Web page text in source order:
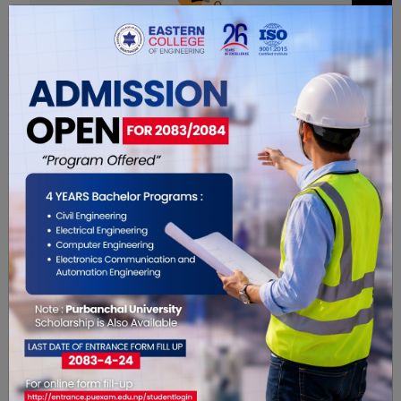
0
सम्बंधित खबरहरु